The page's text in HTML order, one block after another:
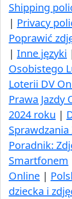
Shipping
| Privacy
Poprawić
| Inne języki
Osobistego
Loterii DV
Prawa Jazdy
2024 roku |
Poradnik:
Smartfonem
Online |
dziecka i